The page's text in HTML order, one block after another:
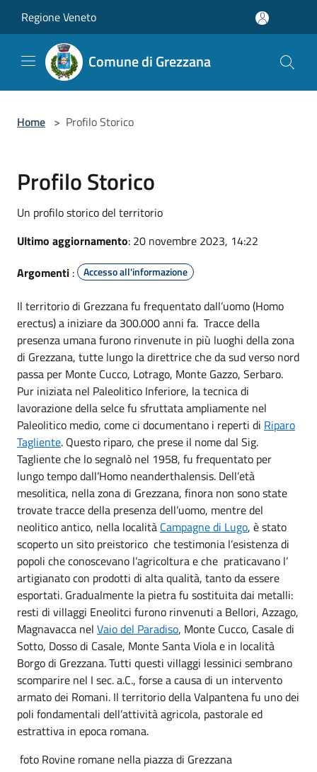
Regione Veneto
Comune di Grezzana
Home > Profilo Storico
Profilo Storico
Un profilo storico del territorio
Ultimo aggiornamento: 20 novembre 2023, 14:22
Argomenti : Accesso all'informazione
Il territorio di Grezzana fu frequentato dall’uomo (Homo
erectus) a iniziare da 300.000 anni fa. Tracce della
presenza umana furono rinvenute in più luoghi della zona
di Grezzana, tutte lungo la direttrice che da sud verso nord
passa per Monte Cucco, Lotrago, Monte Gazzo, Serbaro.
Pur iniziata nel Paleolitico Inferiore, la tecnica di
lavorazione della selce fu sfruttata ampliamente nel
Paleolitico medio, come ci documentano i reperti di Riparo
Tagliente. Questo riparo, che prese il nome dal Sig.
Tagliente che lo segnalò nel 1958, fu frequentato per
lungo tempo dall’Homo neanderthalensis. Dell’età
mesolitica, nella zona di Grezzana, finora non sono state
trovate tracce della presenza dell’uomo, mentre del
neolitico antico, nella località Campagne di Lugo, è stato
scoperto un sito preistorico che testimonia l’esistenza di
popoli che conoscevano l’agricoltura e che praticavano l’
artigianato con prodotti di alta qualità, tanto da essere
esportati. Gradualmente la pietra fu sostituita dai metalli:
resti di villaggi Eneolitci furono rinvenuti a Bellori, Azzago,
Magnavacca nel Vaio del Paradiso, Monte Cucco, Casale di
Sotto, Dosso di Casale, Monte Santa Viola e in località
Borgo di Grezzana. Tutti questi villaggi lessinici sembrano
scomparire nel I sec. a.C., forse a causa di un intervento
armato dei Romani. Il territorio della Valpantena fu uno dei
poli fondamentali dell’attività agricola, pastorale ed
estrattiva in epoca romana.
foto Rovine romane nella piazza di Grezzana